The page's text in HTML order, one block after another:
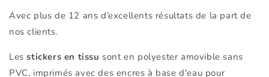
Avec plus de 12 ans d’excellents résultats de la part de
nos clients.
Lesstickers en tissu sont en polyester amovible sans
PVC, imprimés avec des encres à base d'eau pour